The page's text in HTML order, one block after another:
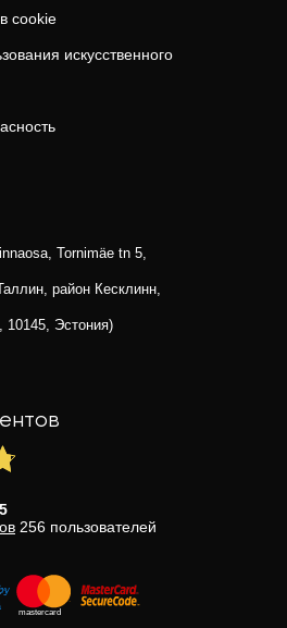
cookie
искусственного
Tornimäe tn 5,
район Кесклинн,
10145, Эстония)
5
256 пользователей